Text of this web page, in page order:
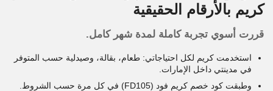
كريم بالأرقام الحقيقية
قررت أسوي تجربة كاملة لمدة شهر كامل.
استخدمت كريم لكل احتياجاتي: طعام، بقالة، وصيدلية حسب المتوفر
في مدينتي داخل الإمارات.
وطبقت كود خصم كريم فود (FD105) في كل مرة حسب الشروط.